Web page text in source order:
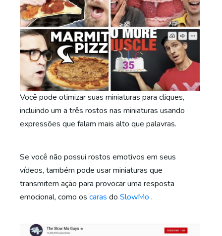
Você pode otimizar suas miniaturas para cliques,
incluindo um a três rostos nas miniaturas usando
expressões que falam mais alto que palavras.
Se você não possui rostos emotivos em seus
vídeos, também pode usar miniaturas que
transmitem ação para provocar uma resposta
emocional, como os caras do SlowMo .